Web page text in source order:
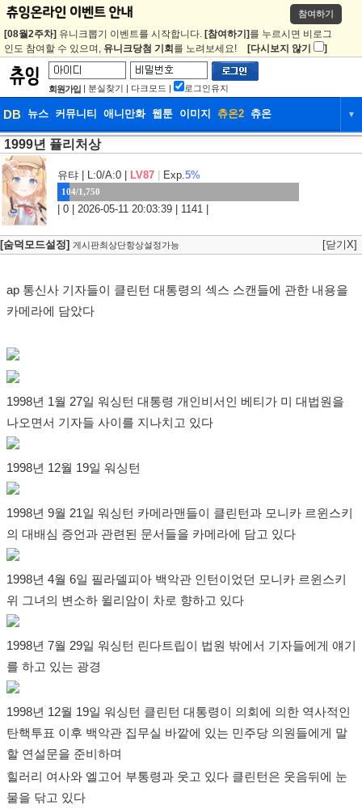
참여하기
[08월2주차] 유니크뽑기 이벤트를 시작합니다. [참여하기] 를 누르시면 비로그
인도 참여할 수 있으며, 유니크당첨 기회 를 노려보세요! [다시보지 않기 ]
회원가입 | 분실찾기 | 다크모드 | 로그인유지
DB 뉴스 커뮤니티 애니만화 웹툰 이미지 츄온2 츄온 ▼
DB
웹툰 이미지
1999년 퓰리처상
유탸 | L:0/A:0 | LV87 Exp.5%
104/1,750
| 0 | 2026-05-11 20:03:39 | 1141 |
[숨덕모드설정] 게시판최상단항상설정가능 [닫기X]
ap 통신사 기자들이 클린턴 대통령의 섹스 스캔들에 관한 내용을
카메라에 담았다
1998년 1월 27일 워싱턴 대통령 개인비서인 베티가 미 대법원을
나오면서 기자들 사이를 지나치고 있다
1998년 12월 19일 워싱턴
1998년 9월 21일 워싱턴 카메라맨들이 클린턴과 모니카 르윈스키
의 대배심 증언과 관련된 문서들을 카메라에 담고 있다
1998년 4월 6일 필라델피아 백악관 인턴이었던 모니카 르윈스키
위 그녀의 변소하 윌리암이 차로 향하고 있다
1998년 7월 29일 워싱턴 린다트립이 법원 밖에서 기자들에게 얘기
를 하고 있는 광경
1998년 12월 19일 워싱턴 클린턴 대통령이 의회에 의한 역사적인
탄핵투표 이후 백악관 집무실 바깥에 있는 민주당 의원들에게 말
할 연설문을 준비하며
힐러리 여사와 엘고어 부통령과 웃고 있다 클린턴은 웃음뒤에 눈
물을 닦고 있다